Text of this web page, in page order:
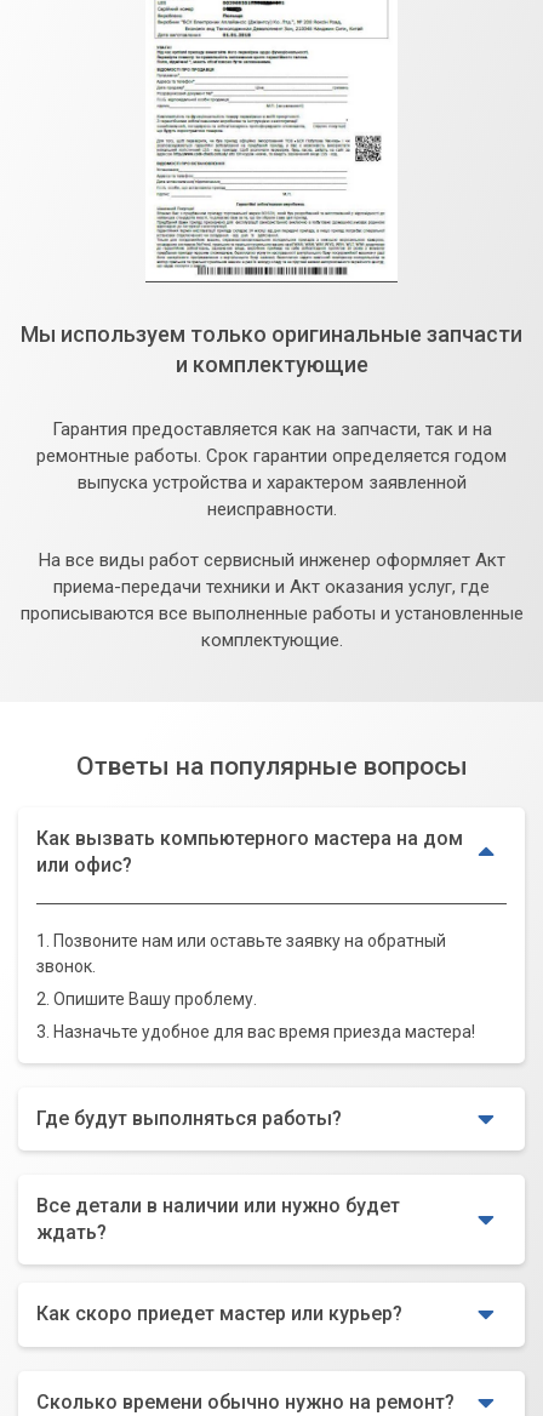
Мы используем только оригинальные запчасти
и комплектующие
Гарантия предоставляется как на запчасти, так и на
ремонтные работы. Срок гарантии определяется годом
выпуска устройства и характером заявленной
неисправности.
На все виды работ сервисный инженер оформляет Акт
приема-передачи техники и Акт оказания услуг, где
прописываются все выполненные работы и установленные
комплектующие.
Ответы на популярные вопросы
Как вызвать компьютерного мастера на дом
или офис?
1. Позвоните нам или оставьте заявку на обратный
звонок.
2. Опишите Вашу проблему.
3. Назначьте удобное для вас время приезда мастера!
Где будут выполняться работы?
Все детали в наличии или нужно будет
ждать?
Как скоро приедет мастер или курьер?
Сколько времени обычно нужно на ремонт?